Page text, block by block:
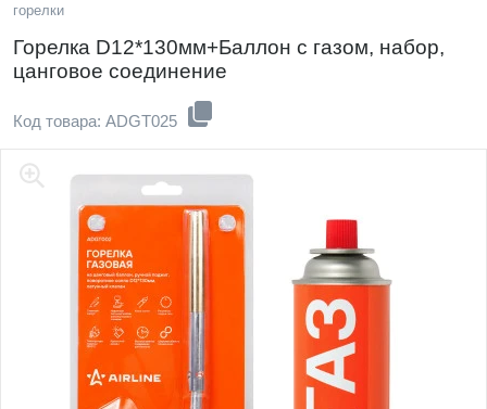
горелки
Горелка D12*130мм+Баллон с газом, набор,
цанговое соединение
Код товара: ADGT025